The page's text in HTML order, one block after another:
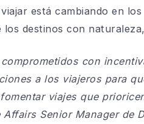
está cambiando en
los destinos con
comprometidos con
a los viajeros para
viajes que
Affairs Senior Manager de